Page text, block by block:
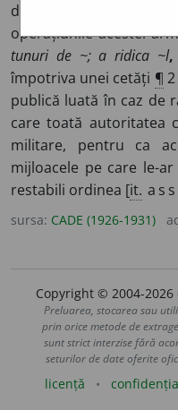
de către o armată
operațiunile acestei
tunuri de ~; a ridica ~l,
împotriva unei cetăți ¶
publică luată în caz de
care toată autoritatea
militare, pentru ca
mijloacele pe care le-
restabili ordinea [it.
sursa: CADE (1926-1931)
Copyright © 2004-
Preluarea, stocarea sau
prin orice metode de
sunt strict interzise fără
seturilor de date oferite
licență